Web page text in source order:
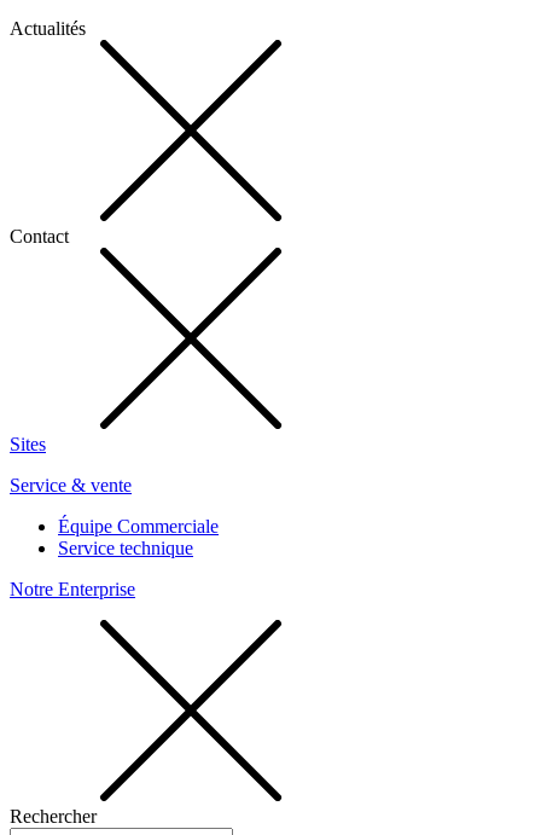
Actualités
Contact
Sites
Service & vente
Équipe Commerciale
Service technique
Notre Enterprise
Rechercher